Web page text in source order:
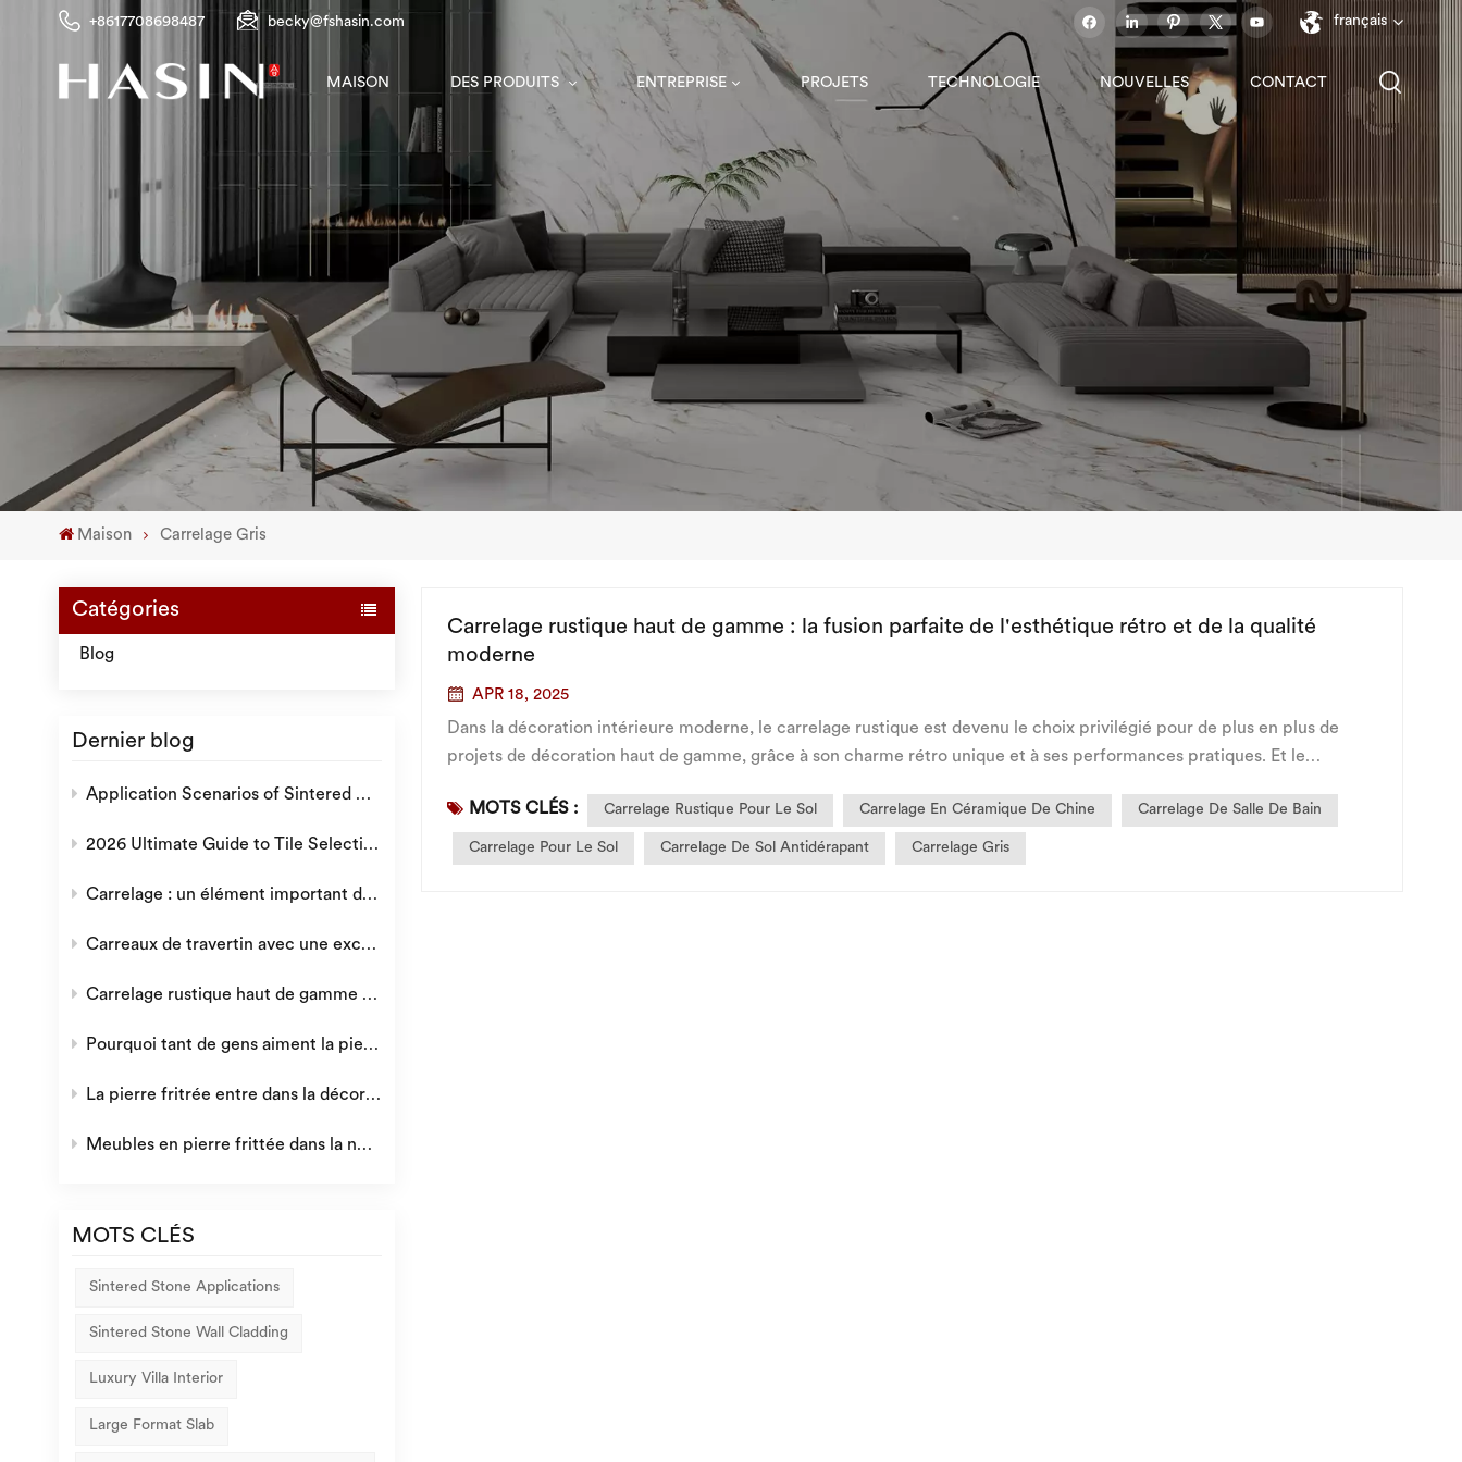
+8617708698487 becky@fshasin.com français
español
MAISON DES PRODUITS ENTREPRISE PROJETS TECHNOLOGIE NOUVELLES CONTACT
Maison Carrelage Gris
Catégories
Blog
Dernier blog
Application Scenarios of Sintered Stone: Why is it a Popular Choice for Modern Decoration?
2026 Ultimate Guide to Tile Selection: How to Choose the Ideal Tiles for Villas, Hotels, and Residential Projects
Carrelage : un élément important dans l'environnement domestique.
Carreaux de travertin avec une excellente texture naturelle
Carrelage rustique haut de gamme : la fusion parfaite de l&#39;esthétique rétro et de la qualité moderne
Pourquoi tant de gens aiment la pierre frittée ?
La pierre fritrée entre dans la décoration domestique européenne
Meubles en pierre frittée dans la nouvelle ère
MOTS CLÉS
Sintered Stone Applications
Sintered Stone Wall Cladding
Luxury Villa Interior
Large Format Slab
Carrelage rustique haut de gamme : la fusion parfaite de l'esthétique rétro et de la qualité
moderne
APR 18, 2025
Dans la décoration intérieure moderne, le carrelage rustique est devenu le choix privilégié pour de plus en plus de
projets de décoration haut de gamme, grâce à son charme rétro unique et à ses performances pratiques. Et le
MOTS CLÉS :
Carrelage Rustique Pour Le Sol Carrelage En Céramique De Chine Carrelage De Salle De Bain
Carrelage Pour Le Sol Carrelage De Sol Antidérapant Carrelage Gris